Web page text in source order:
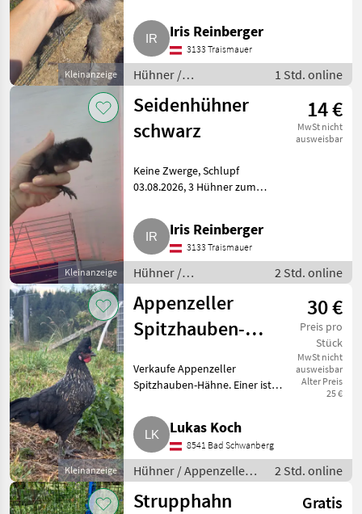
Kleinanzeige
Iris Reinberger
3133 Traismauer
Hühner /
Seidenhühner
1 Std. online
Kleinanzeige
Seidenhühner
schwarz
14 €
MwSt nicht
ausweisbar
Keine Zwerge, Schlupf
03.08.2026, 3 Hühner zum
Seidenhühner
Iris Reinberger
3133 Traismauer
Hühner /
Seidenhühner
2 Std. online
Kleinanzeige
Appenzeller
Spitzhauben-
30 €
Preis pro
Stück
MwSt nicht
ausweisbar
Alter Preis
25 €
Verkaufe Appenzeller
Spitzhauben-Hähne. Einer ist
die anderen schwarz-braun
gesprenkelt. Alle sind 8 Wochen
alt. Hühner Appenzeller Spi
Lukas Koch
8541 Bad Schwanberg
Hühner / Appenzeller
Spitzhauben
2 Std. online
Strupphahn Gratis